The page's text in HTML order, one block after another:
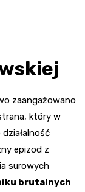
zaangażowano
który w
epizod z
surowych
brutalnych